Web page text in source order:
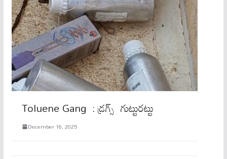
Toluene Gang : డ్రగ్స్​ గుట్టురట్టు
December 16, 2025